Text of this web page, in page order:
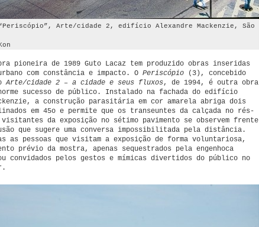
Arte/cidade 2, edifício Alexandre Mackenzie, São
pioneira de 1989 Guto Lacaz tem produzido obras inseridas
com constância e impacto. O Periscópio
(3), concebido
Arte/cidade 2 – a cidade e seus fluxos, de 1994, é outra obra
sucesso de público. Instalado na fachada do edifício
a construção parasitária em cor amarela abriga dois
em 45o e permite que os transeuntes da calçada no rés-
da exposição no sétimo pavimento se observem frente
que sugere uma conversa impossibilitada pela distância.
as pessoas que visitam a exposição de forma voluntariosa,
prévio da mostra, apenas sequestrados pela engenhoca
convidados pelos gestos e mímicas divertidos do público no